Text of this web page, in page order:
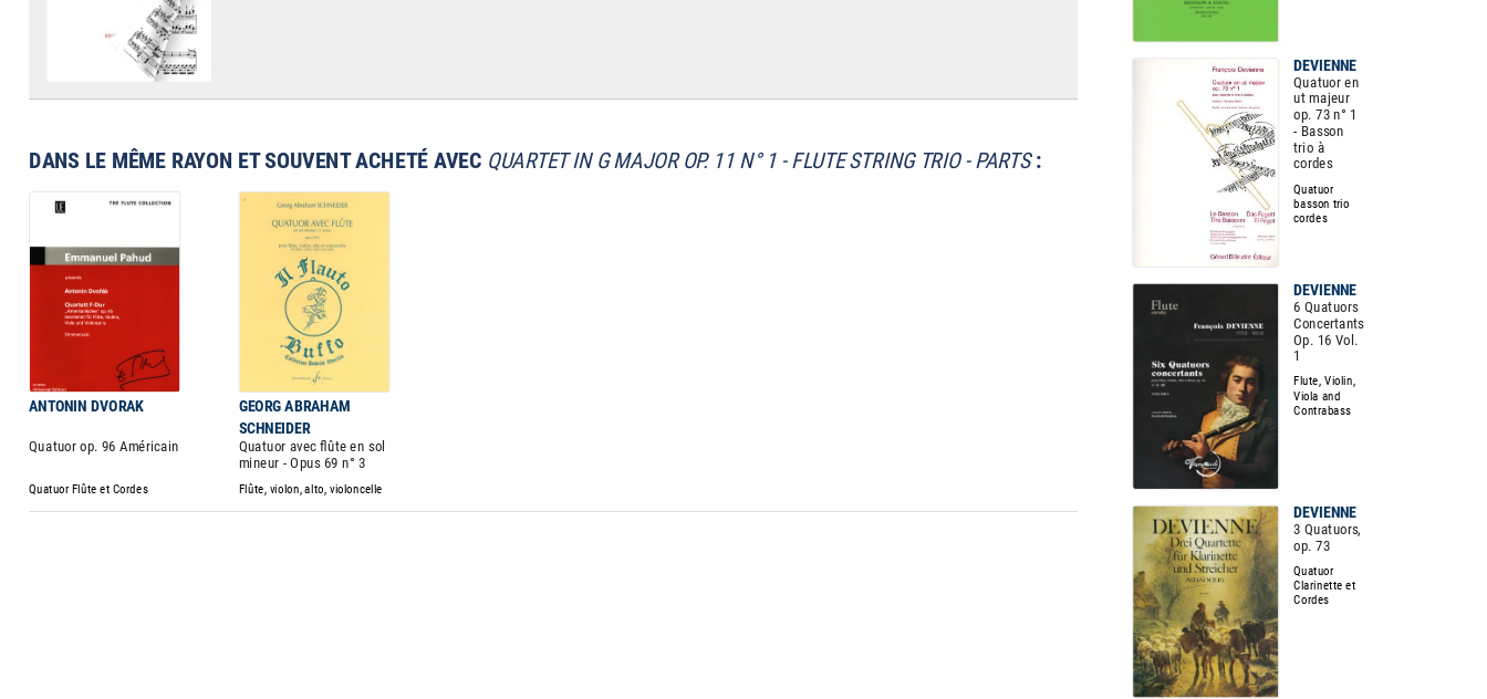
DANS LE MÊME RAYON ET SOUVENT ACHETÉ AVEC QUARTET IN G MAJOR OP. 11 N° 1 - FLUTE STRING TRIO - PARTS:
ANTONIN DVORAK
GEORG ABRAHAM
SCHNEIDER
Quatuor op. 96 Américain
Quatuor avec flûte en sol
mineur - Opus 69 n° 3
Quatuor Flûte et Cordes Flûte, violon, alto, violoncelle
DEVIENNE
Quatuor en
ut majeur
op. 73 n° 1
- Basson
trio à
cordes
Quatuor
basson trio
cordes
DEVIENNE
6 Quatuors
Concertants
Op. 16 Vol.
1
Flute, Violin,
Viola and
Contrabass
DEVIENNE
3 Quatuors,
op. 73
Quatuor
Clarinette et
Cordes